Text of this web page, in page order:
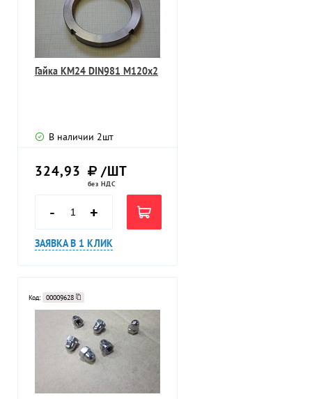
Гайка КМ24 DIN981 M120х2
В наличии 2шт
324,93 /ШТ
без НДС
- +
ЗАЯВКА В 1 КЛИК
Код: 00009628